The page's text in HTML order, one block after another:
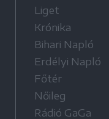
Liget
Krónika
Bihari Napló
Erdélyi Napló
Főtér
Nőileg
Rádió GaGa